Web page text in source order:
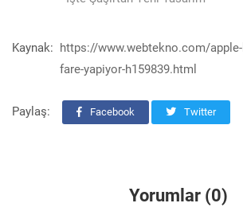
Kaynak: https://www.webtekno.com/
fare-yapiyor-h159839.html
Paylaş: Facebook Twitter
Yorumlar (0)